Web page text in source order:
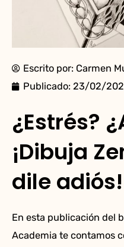
Escrito por: Carmen
Publicado: 23/02/
¿Estrés?
¡Dibuja
dile adiós!
En esta publicación del
Academia te contamos